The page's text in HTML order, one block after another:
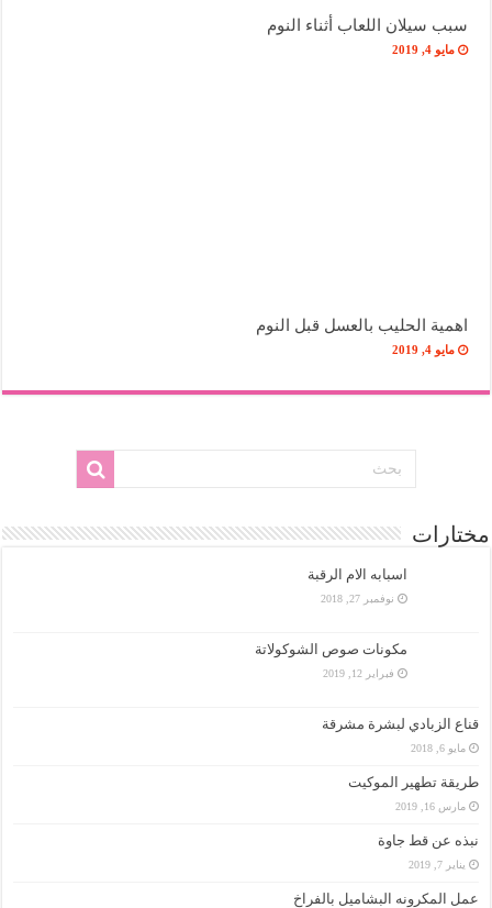
سبب سيلان اللعاب أثناء النوم
مايو 4, 2019
اهمية الحليب بالعسل قبل النوم
مايو 4, 2019
مختارات
اسبابه الام الرقبة
نوفمبر 27, 2018
مكونات صوص الشوكولاتة
فبراير 12, 2019
قناع الزبادي لبشرة مشرقة
مايو 6, 2018
طريقة تطهير الموكيت
مارس 16, 2019
نبذه عن قط جاوة
يناير 7, 2019
عمل المكرونه البشاميل بالفراخ